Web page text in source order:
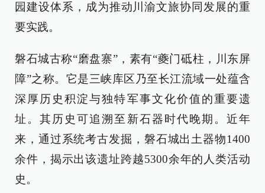
园建设体系，成为推动川渝文旅协同发展的重
要实践。
磐石城古称“磨盘寨”，素有“夔门砥柱，川东屏
障”之称。它是三峡库区乃至长江流域一处蕴含
深厚历史积淀与独特军事文化价值的重要遗
址。其历史可追溯至新石器时代晚期。近年
来，通过系统考古发掘，磐石城出土器物1400
余件，揭示出该遗址跨越5300余年的人类活动
史。